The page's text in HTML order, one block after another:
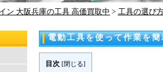
ン 大阪兵庫の工具 高価買取中 > 工具の選び
電動工具を使って作業を
目次 [閉じる]